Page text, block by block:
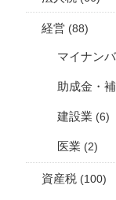
経営 (88)
マイナン
助成金・
建設業 (6)
医業 (2)
資産税 (100)